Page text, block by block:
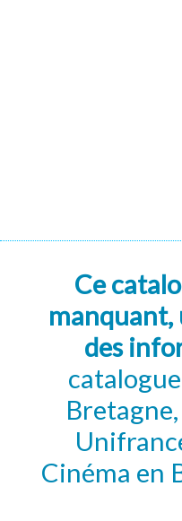
Ce
manquant,
des
Cinéma en